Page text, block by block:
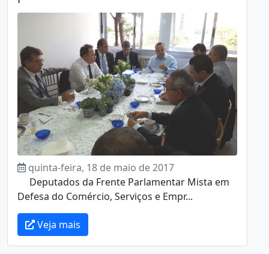
quinta-feira, 18 de maio de 2017
Deputados da Frente Parlamentar Mista em
Defesa do Comércio, Serviços e Empr...
Veja mais